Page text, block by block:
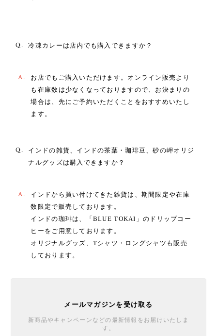
Q. 冷凍カレーは店内でも購入できますか？
A.
お店でもご購入いただけます。オンライン販売より
も在庫数は少なくなっておりますので、お決まりの
場合は、先にご予約いただくことをおすすめいたし
ます。
Q.
インドの雑貨、インドの茶葉・珈琲豆、砂の岬オリジ
ナルグッズは購入できますか？
A.
インドから買い付けてきた雑貨は、期間限定や在庫
数限定で販売しております。
インドの珈琲は、「BLUE TOKAI」のドリップコー
ヒーをご用意しております。
オリジナルグッズ、Tシャツ・ロングシャツも販売
しております。
メールマガジンを受け取る
新商品やキャンペーンなどの最新情報をお届けいたしま
す。